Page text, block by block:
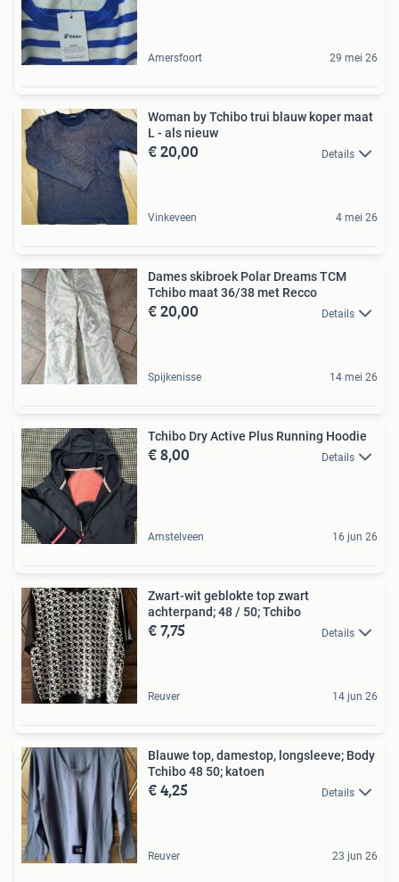
Amersfoort 29 mei 26
Woman by Tchibo trui blauw koper maat
L - als nieuw
€ 20,00 Details
Vinkeveen 4 mei 26
Dames skibroek Polar Dreams TCM
Tchibo maat 36/38 met Recco
€ 20,00 Details
Spijkenisse 14 mei 26
Tchibo Dry Active Plus Running Hoodie
€ 8,00 Details
Amstelveen 16 jun 26
Zwart-wit geblokte top zwart
achterpand; 48 / 50; Tchibo
€ 7,75 Details
Reuver 14 jun 26
Blauwe top, damestop, longsleeve; Body
Tchibo 48 50; katoen
€ 4,25 Details
Reuver 23 jun 26